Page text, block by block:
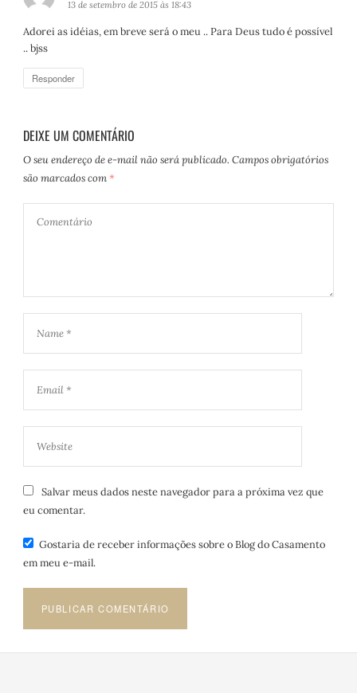
i
s
13 de setembro de 2015 às 18:43
Adorei as idéias, em breve será o meu .. Para Deus tudo é possível
.. bjss
Responder
DEIXE UM COMENTÁRIO
O seu endereço de e-mail não será publicado. Campos obrigatórios
são marcados com *
Salvar meus dados neste navegador para a próxima vez que
eu comentar.
Gostaria de receber informações sobre o Blog do Casamento
em meu e-mail.